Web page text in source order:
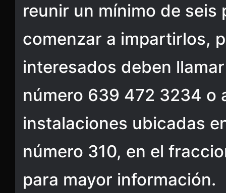
reunir un mínimo de seis
comenzar a impartirlos,
interesados deben
número 639 472 3234 o
instalaciones ubicadas
número 310, en el
para mayor información.